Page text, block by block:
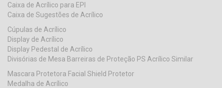
Caixa de Acrílico para EPI
Caixa de Sugestões de Acrílico
Cúpulas de Acrílico
Display de Acrílico
Display Pedestal de Acrílico
Divisórias de Mesa Barreiras de Proteção PS Acrílico Similar
Mascara Protetora Facial Shield Protetor
Medalha de Acrílico